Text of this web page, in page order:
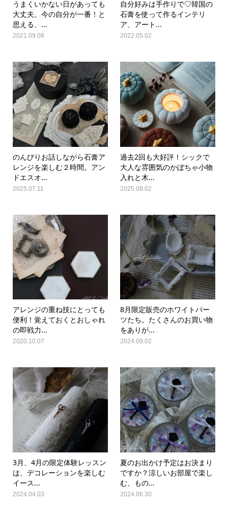
うまくいかない日があっても
大丈夫。今の自分が一番！と
思える、...
2021.09.08
自分好みは手作りで♡韓国の
石膏を使って作るインテリ
ア、アート...
2022.05.02
のんびりお話しながら石膏ア
レンジを楽しむ２時間。アン
ドエスオ...
2025.07.11
過去2回も大好評！シックで
大人な雰囲気のかぼちゃ小物
入れと木...
2025.08.02
アレンジの重ね技にとっても
便利！覚えておくとおしゃれ
の即戦力...
2020.10.07
8月限定販売のホワイトパー
ツたち。たくさんのお買い物
をありが...
2024.09.02
3月、4月の限定体験レッスン
は、デコレーションを楽しむ
イース...
2024.04.03
夏のお出かけ予定はお決まり
ですか？涼しいお部屋で楽し
む、もの...
2024.06.30